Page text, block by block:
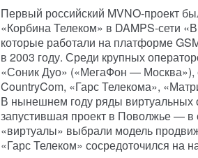
Первый российский MVNO-проект
«Корбина Телеком» в DAMPS-сети
которые работали на платформе
в 2003 году. Среди крупных
«Соник Дуо» («МегаФон — Москва»),
CountryCom, «Гарс Телекома»,
В нынешнем году ряды виртуальных
запустившая проект в Поволжье —
«виртуалы» выбрали модель
«Гарс Телеком» сосредоточился на